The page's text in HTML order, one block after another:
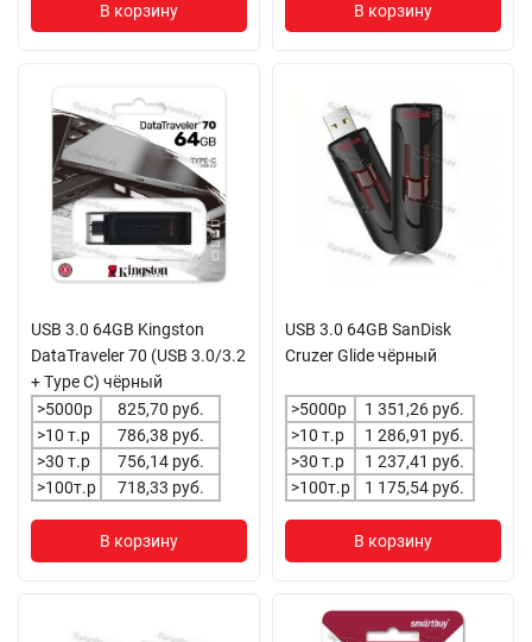
В корзину В корзину
USB 3.0 64GB Kingston
DataTraveler 70 (USB 3.0/3.2
+ Type C) чёрный
>5000р
825,70 руб.
>10 т.р
786,38 руб.
>30 т.р
756,14 руб.
>100т.р
718,33 руб.
В корзину
USB 3.0 64GB SanDisk
Cruzer Glide чёрный
>5000р
1 351,26 руб.
>10 т.р
1 286,91 руб.
>30 т.р
1 237,41 руб.
>100т.р
1 175,54 руб.
В корзину